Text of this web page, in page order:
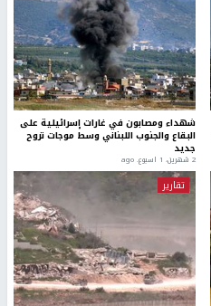
شهداء ومصابون في غارات إسرائيلية على
البقاع والجنوب اللبناني وسط موجات نزوح
جديد
2 شهرين، 1 اسبوع. ago
تقارير